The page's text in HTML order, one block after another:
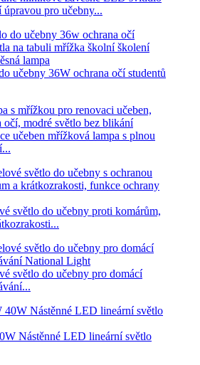
úpravou pro učebny...
učebny 36W ochrana očí studentů
učeben mřížková lampa s plnou
světlo do učebny proti komárům,
světlo do učebny pro domácí
Nástěnné LED lineární světlo